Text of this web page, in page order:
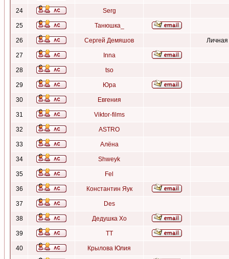
24 Serg
25 Танюшка_
26 Сергей Демяшов Личная
27 Inna
28 tso
29 Юра
30 Евгения
31 Viktor-films
32 ASTRO
33 Алёна
34 Shweyk
35 Fel
36 Константин Яук
37 Des
38 Дедушка Хо
39 ТТ
40 Крылова Юлия